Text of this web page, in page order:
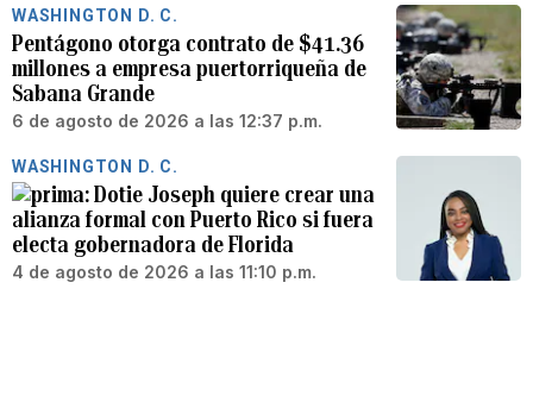
WASHINGTON D. C.
Pentágono otorga contrato de $41.36
millones a empresa puertorriqueña de
Sabana Grande
6 de agosto de 2026 a las 12:37 p.m.
WASHINGTON D. C.
Dotie Joseph quiere crear una
alianza formal con Puerto Rico si fuera
electa gobernadora de Florida
4 de agosto de 2026 a las 11:10 p.m.